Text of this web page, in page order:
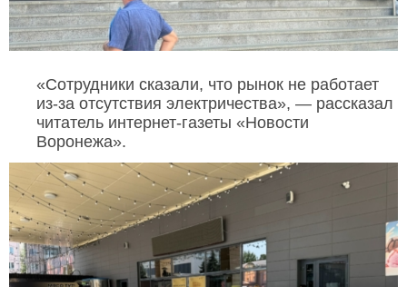
«Сотрудники сказали, что рынок не работает
из-за отсутствия электричества», — рассказал
читатель интернет-газеты «Новости
Воронежа».